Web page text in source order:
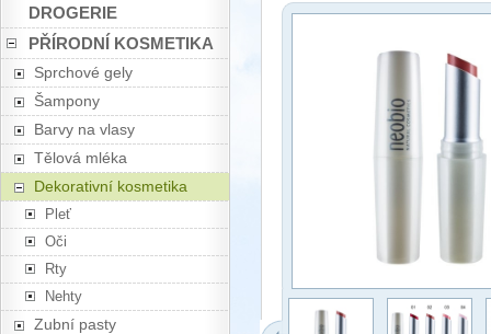
DROGERIE
PŘÍRODNÍ KOSMETIKA
Sprchové gely
Šampony
Barvy na vlasy
Tělová mléka
Dekorativní kosmetika
Pleť
Oči
Rty
Nehty
Zubní pasty